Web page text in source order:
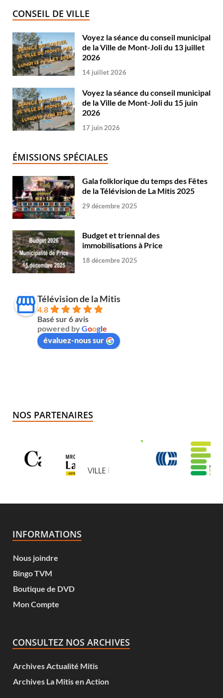
CONSEIL DE VILLE
Voyez la séance du conseil municipal
de la Ville de Mont-Joli du 13 juillet
2026
14 juillet 2026
Voyez la séance du conseil municipal
de la Ville de Mont-Joli du 15 juin
2026
17 juin 2026
ÉMISSIONS SPÉCIALES
Gala folklorique du temps des Fêtes
de la Télévision de La Mitis 2025
29 décembre 2025
Budget et triennal des
immobilisations à Price
18 décembre 2025
Télévision de la Mitis
4.8
Basé sur 6 avis
powered byGoogle
évaluez-nous sur
NOS PARTENAIRES
INFORMATIONS
Nous joindre
Bingo TVM
Boutique de DVD
Mon Compte
CONSULTEZ NOS ARCHIVES
Archives Actualité Mitis
Archives La Mitis en Action